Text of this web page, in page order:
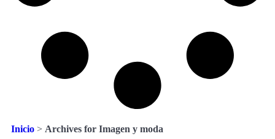
Inicio > Archives for Imagen y moda